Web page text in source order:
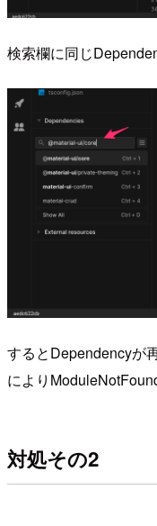
検索欄に同じ
するとDependencyが
により
対処その2